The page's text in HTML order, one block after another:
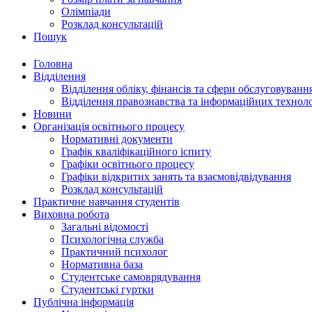
Олімпіади
Розклад консультацій
Пошук
Головна
Відділення
Відділення обліку, фінансів та сфери
Відділення правознавства та інформаційних
Новини
Організація освітнього процесу
Нормативні документи
Графік кваліфікаційного іспиту
Графіки освітнього процесу
Графіки відкритих занять та взаємовідвідування
Розклад консультацій
Практичне навчання студентів
Виховна робота
Загальні відомості
Психологічна служба
Практичний психолог
Нормативна база
Студентське самоврядування
Студентські гуртки
Публічна інформація